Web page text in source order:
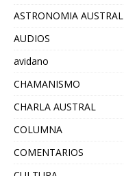
ASTRONOMIA AUSTRAL
AUDIOS
avidano
CHAMANISMO
CHARLA AUSTRAL
COLUMNA
COMENTARIOS